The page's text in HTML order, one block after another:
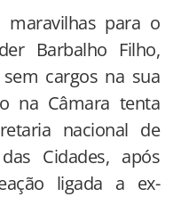
para o
Barbalho Filho,
cargos na sua
na Câmara tenta
nacional de
Cidades, após
ligada a ex-